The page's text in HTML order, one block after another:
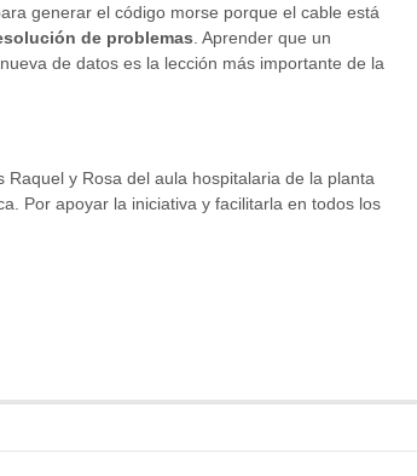
generar el código morse porque el cable está
de problemas . Aprender que un
de datos es la lección más importante de la
y Rosa del aula hospitalaria de la planta
Por apoyar la iniciativa y facilitarla en todos los